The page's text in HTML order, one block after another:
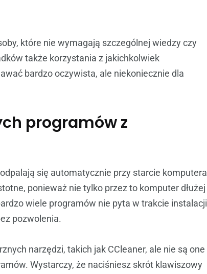
które nie wymagają szczególnej wiedzy czy
także korzystania z jakichkolwiek
bardzo oczywista, ale niekoniecznie dla
programów z
się automatycznie przy starcie komputera
ponieważ nie tylko przez to komputer dłużej
wiele programów nie pyta w trakcie instalacji
pozwolenia.
narzędzi, takich jak CCleaner, ale nie są one
Wystarczy, że naciśniesz skrót klawiszowy